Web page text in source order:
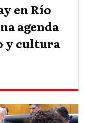
en Río
agenda
y cultura